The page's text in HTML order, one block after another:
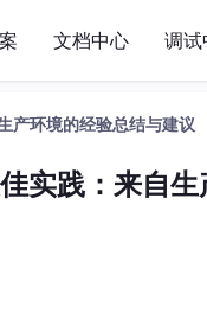
文档中心 调试
产环境的经验总结与建议
实践：来自